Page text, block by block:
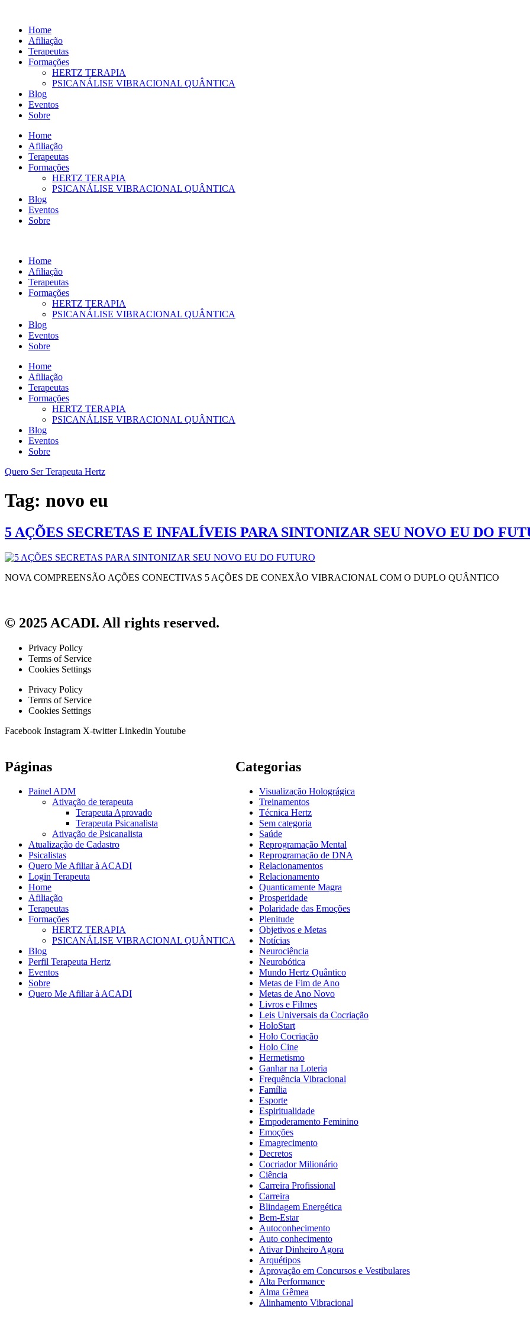
conteúdo
Home
Afiliação
Terapeutas
Formações
HERTZ TERAPIA
PSICANÁLISE VIBRACIONAL QUÂNTICA
Blog
Eventos
Sobre
Home
Afiliação
Terapeutas
Formações
HERTZ TERAPIA
PSICANÁLISE VIBRACIONAL QUÂNTICA
Blog
Eventos
Sobre
Home
Afiliação
Terapeutas
Formações
HERTZ TERAPIA
PSICANÁLISE VIBRACIONAL QUÂNTICA
Blog
Eventos
Sobre
Home
Afiliação
Terapeutas
Formações
HERTZ TERAPIA
PSICANÁLISE VIBRACIONAL QUÂNTICA
Blog
Eventos
Sobre
Quero Ser Terapeuta Hertz
Tag: novo eu
5 AÇÕES SECRETAS E INFALÍVEIS PARA SINTONIZAR SEU NOVO EU DO
NOVA COMPREENSÃO AÇÕES CONECTIVAS 5 AÇÕES DE CONEXÃO VIBRACIONAL COM O DUPLO QUÂNTICO
© 2025 ACADI. All rights reserved.
Privacy Policy
Terms of Service
Cookies Settings
Privacy Policy
Terms of Service
Cookies Settings
Facebook Instagram X-twitter Linkedin Youtube
Páginas
Painel ADM
Ativação de terapeuta
Terapeuta Aprovado
Terapeuta Psicanalista
Ativação de Psicanalista
Atualização de Cadastro
Psicalistas
Quero Me Afiliar à ACADI
Login Terapeuta
Home
Afiliação
Terapeutas
Formações
HERTZ TERAPIA
PSICANÁLISE VIBRACIONAL QUÂNTICA
Blog
Perfil Terapeuta Hertz
Eventos
Sobre
Quero Me Afiliar à ACADI
Categorias
Visualização Holográgica
Treinamentos
Técnica Hertz
Sem categoria
Saúde
Reprogramação Mental
Reprogramação de DNA
Relacionamentos
Relacionamento
Quanticamente Magra
Prosperidade
Polaridade das Emoções
Plenitude
Objetivos e Metas
Notícias
Neurociência
Neurobótica
Mundo Hertz Quântico
Metas de Fim de Ano
Metas de Ano Novo
Livros e Filmes
Leis Universais da Cocriação
HoloStart
Holo Cocriação
Holo Cine
Hermetismo
Ganhar na Loteria
Frequência Vibracional
Família
Esporte
Espiritualidade
Empoderamento Feminino
Emoções
Emagrecimento
Decretos
Cocriador Milionário
Ciência
Carreira Profissional
Carreira
Blindagem Energética
Bem-Estar
Autoconhecimento
Auto conhecimento
Ativar Dinheiro Agora
Arquétipos
Aprovação em Concursos e Vestibulares
Alta Performance
Alma Gêmea
Alinhamento Vibracional